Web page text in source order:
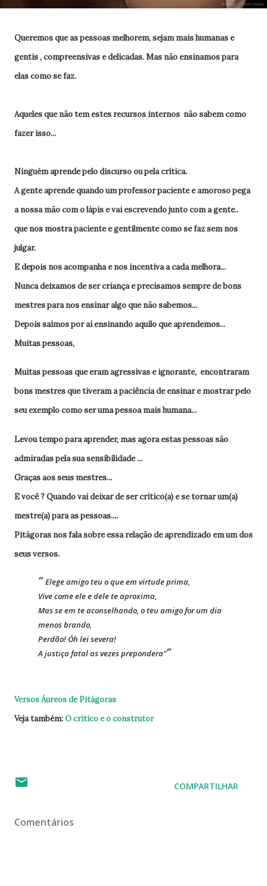
Queremos que as pessoas melhorem, sejam mais humanas e
gentis , compreensivas e delicadas. Mas não ensinamos para
elas como se faz.
Aqueles que não tem estes recursos internos não sabem como
fazer isso...
Ninguém aprende pelo discurso ou pela crítica.
A gente aprende quando um professor paciente e amoroso pega
a nossa mão com o lápis e vai escrevendo junto com a gente..
que nos mostra paciente e gentilmente como se faz sem nos
julgar.
E depois nos acompanha e nos incentiva a cada melhora...
Nunca deixamos de ser criança e precisamos sempre de bons
mestres para nos ensinar algo que não sabemos...
Depois saímos por aí ensinando aquilo que aprendemos...
Muitas pessoas,
Muitas pessoas que eram agressivas e ignorante, encontraram
bons mestres que tiveram a paciência de ensinar e mostrar pelo
seu exemplo como ser uma pessoa mais humana...
Levou tempo para aprender, mas agora estas pessoas são
admiradas pela sua sensibilidade ...
Graças aos seus mestres...
E você ? Quando vai deixar de ser crítico(a) e se tornar um(a)
mestre(a) para as pessoas....
Pitágoras nos fala sobre essa relação de aprendizado em um dos
seus versos.
Elege amigo teu o que em virtude prima,
Vive come ele e dele te aproxima,
Mas se em te aconselhando, o teu amigo for um dia
menos brando,
Perdão! Óh lei severa!
A justiça fatal as vezes prepondera"
Versos Áureos de Pitágoras
Veja também:O crítico e o construtor
COMPARTILHAR
Comentários